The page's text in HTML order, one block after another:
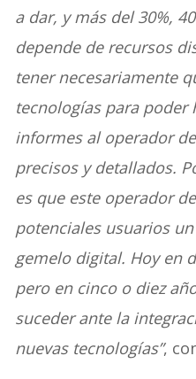
a dar, y más del 30%,
depende de recursos
tener necesariamente
tecnologías para poder
informes al operador
precisos y detallados.
es que este operador
potenciales usuarios
gemelo digital. Hoy en
pero en cinco o diez
suceder ante la
nuevas tecnologías”,